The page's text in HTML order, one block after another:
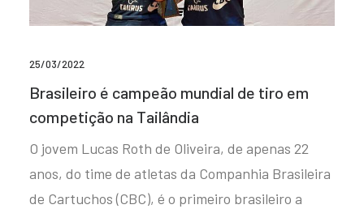
25/03/2022
Brasileiro é campeão mundial de tiro em
competição na Tailândia
O jovem Lucas Roth de Oliveira, de apenas 22
anos, do time de atletas da Companhia Brasileira
de Cartuchos (CBC), é o primeiro brasileiro a